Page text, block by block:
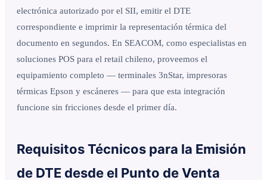
electrónica autorizado por el SII, emitir el DTE
correspondiente e imprimir la representación térmica del
documento en segundos. En SEACOM, como especialistas en
soluciones POS para el retail chileno, proveemos el
equipamiento completo — terminales 3nStar, impresoras
térmicas Epson y escáneres — para que esta integración
funcione sin fricciones desde el primer día.
Requisitos Técnicos para la Emisión
de DTE desde el Punto de Venta